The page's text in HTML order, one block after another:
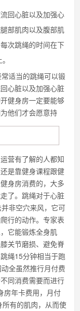
回心脏以及加强心
部肌肉以及腹部肌
次跳绳的时间在下
当的跳绳可以锻
心脏以及加强心脏
健身房一定要能够
他们才会愿意持
营有了解的人都知
是靠健身课程跟健
身房消费的，大多
了。跳绳对于心脏
非空穴来风，它可
行的动作。专家表
它能锻炼全身肌
关节磨损、避免脊
绳15分钟相当于跑
全虽然推行月付费
同消费需要而进行
年卡费用，月付
有的肌肉，从而使